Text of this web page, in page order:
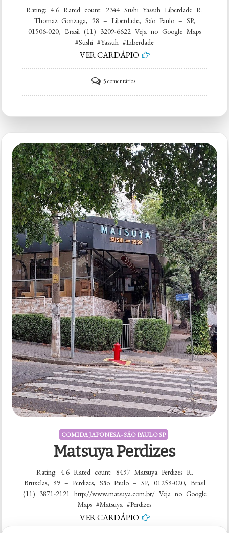
Rating: 4.6 Rated count: 2344 Sushi Yassuh Liberdade R.
Thomaz Gonzaga, 98 – Liberdade, São Paulo – SP,
01506-020, Brasil (11) 3209-6622 Veja no Google Maps
#Sushi #Yassuh #Liberdade
VER CARDÁPIO
5 comentáriosem
Sushi
COMIDA JAPONESA - SÃO PAULO SP
Matsuya Perdizes
Rating: 4.6 Rated count: 8497 Matsuya Perdizes R.
Bruxelas, 99 – Perdizes, São Paulo – SP, 01259-020, Brasil
(11) 3871-2121 http://www.matsuya.com.br/ Veja no Google
Maps #Matsuya #Perdizes
VER CARDÁPIO